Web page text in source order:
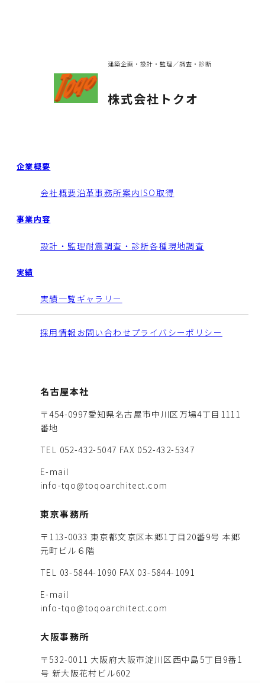
建築企画・設計・監理／調査・診断
株式会社トクオ
企業概要
会社概要沿革事務所案内ISO取得
事業内容
設計・監理耐震調査・診断各種現地調査
実績
実績一覧 ギャラリー
採用情報 お問い合わせ プライバシーポリシー
名古屋本社
〒454-0997愛知県名古屋市中川区万場4丁目1111
番地
TEL 052-432-5047 FAX 052-432-5347
E-mail
info-tqo@toqoarchitect.com
東京事務所
〒113-0033 東京都文京区本郷1丁目20番9号 本郷
元町ビル６階
TEL 03-5844-1090 FAX 03-5844-1091
E-mail
info-tqo@toqoarchitect.com
大阪事務所
〒532-0011 大阪府大阪市淀川区西中島5丁目9番1
号 新大阪花村ビル602